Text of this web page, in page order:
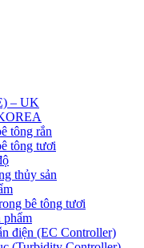
– UK
tông rắn
tông tươi
thủy sản
bê tông tươi
phẩm
điện (EC Controller)